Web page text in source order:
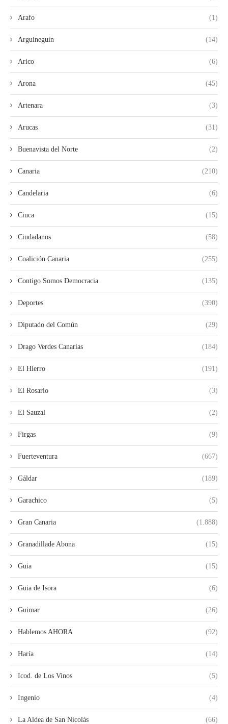
Arafo (1)
Arguineguín (14)
Arico (6)
Arona (45)
Artenara (3)
Arucas (31)
Buenavista del Norte (2)
Canaria (210)
Candelaria (6)
Ciuca (15)
Ciudadanos (58)
Coalición Canaria (255)
Contigo Somos Democracia (135)
Deportes (390)
Diputado del Común (29)
Drago Verdes Canarias (184)
El Hierro (191)
El Rosario (3)
El Sauzal (2)
Firgas (9)
Fuerteventura (667)
Gáldar (189)
Garachico (5)
Gran Canaria (1.888)
Granadillade Abona (15)
Guia (15)
Guia de Isora (6)
Guimar (26)
Hablemos AHORA (92)
Haría (14)
Icod. de Los Vinos (5)
Ingenio (4)
La Aldea de San Nicolás (66)